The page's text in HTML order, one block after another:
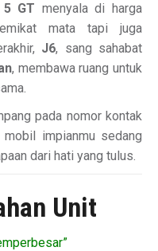
5 GT menyala di harga
mata tapi juga
J6, sang sahabat
, membawa ruang untuk
pada nomor kontak
impianmu sedang
dari hati yang tulus.
Unit